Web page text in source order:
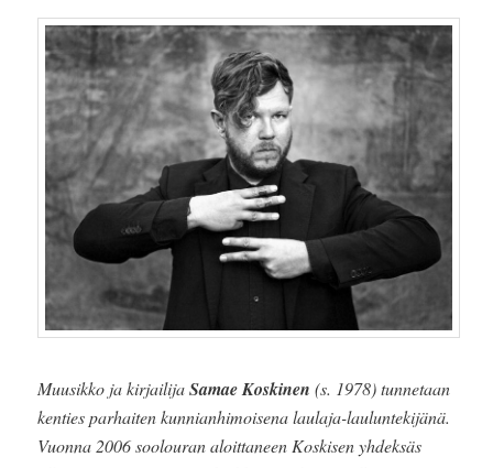
Muusikko ja kirjailijaSamae Koskinen (s. 1978) tunnetaan
kenties parhaiten kunnianhimoisena laulaja-lauluntekijänä.
Vuonna 2006 soolouran aloittaneen Koskisen yhdeksäs